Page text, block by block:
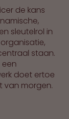
de kans
sleutelrol in
staan.
doet ertoe
van morgen.